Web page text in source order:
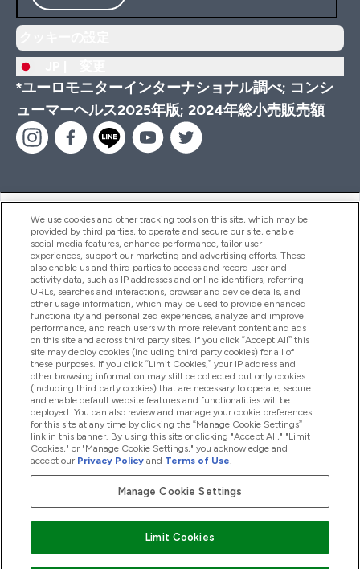
*ユーロモニターインターナショナル調べ; コンシ
ューマーヘルス2025年版; 2024年総小売販売額
ヘルプ＆ガイド
商品について
会社概要
特典＆ポイント
2026 The Hut.com Ltd
Pay with
We use cookies and other tracking tools on this site, which may be
provided by third parties, to operate and secure our site, enable
social media features, enhance performance, tailor user
experiences, support our marketing and advertising efforts. These
also enable us and third parties to access and record user and
activity data, such as IP addresses and online identifiers, referring
URLs, searches and interactions, browser and device details, and
other usage information, which may be used to provide enhanced
functionality and personalized experiences, analyze and improve
performance, and reach users with more relevant content and ads
on this site and across third party sites. If you click “Accept All” this
site may deploy cookies (including third party cookies) for all of
these purposes. If you click “Limit Cookies,” your IP address and
other browsing information may still be collected but only cookies
(including third party cookies) that are necessary to operate, secure
and enable default website features and functionalities will be
deployed. You can also review and manage your cookie preferences
for this site at any time by clicking the “Manage Cookie Settings”
link in this banner. By using this site or clicking "Accept All," "Limit
Cookies," or "Manage Cookie Settings," you acknowledge and
accept our Privacy Policy and Terms of Use.
Manage Cookie Settings
Limit Cookies